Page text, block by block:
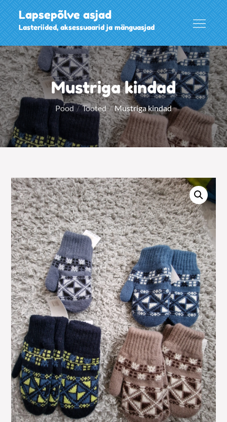
Skip
to
content
Lapsepõlve asjad
Lasteriided, aksessuaarid ja mänguasjad
Mustriga kindad
Pood Tooted Mustriga kindad